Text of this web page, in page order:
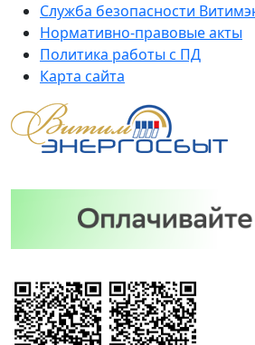
Служба безопасности
Нормативно-правовые акты
Политика работы с ПД
Карта сайта